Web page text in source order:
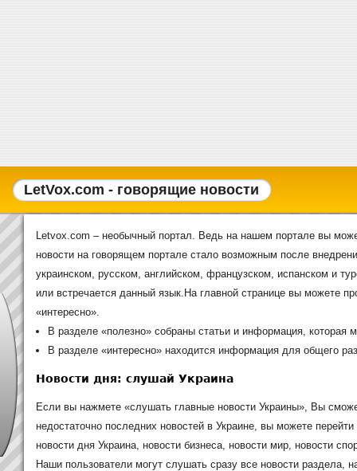
LetVox.com - говорящие новости
Letvox.com – необычный портал. Ведь на нашем портале вы
новости на говорящем портале стало возможным после
украинском, русском, английском, французском, испанском и
или встречается данный язык.На главной странице вы можете
«интересно».
В разделе «полезно» собраны статьи и информация, которая
В разделе «интересно» находится информация для общего
Новости дня: слушай Украина
Если вы нажмете «слушать главные новости Украины», Вы
недостаточно последних новостей в Украине, вы можете
новости дня Украина, новости бизнеса, новости мир, новости
Наши пользователи могут слушать сразу все новости раздела,